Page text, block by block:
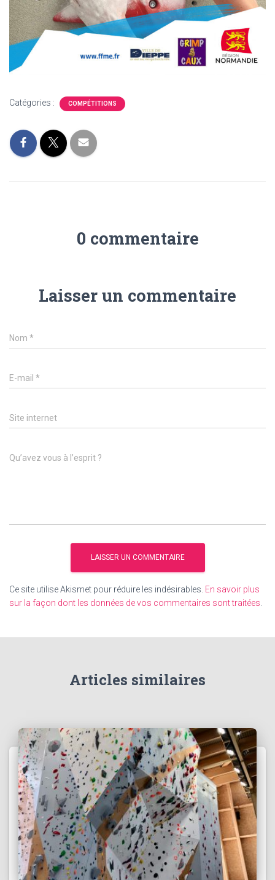
Catégories : COMPÉTITIONS
0 commentaire
Laisser un commentaire
Nom *
E-mail *
Site internet
Qu’avez vous à l’esprit ?
Ce site utilise Akismet pour réduire les indésirables. En savoir plus
sur la façon dont les données de vos commentaires sont traitées.
Articles similaires